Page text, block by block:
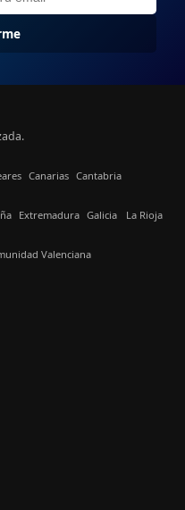
Canarias Cantabria
Extremadura Galicia La Rioja
Valenciana